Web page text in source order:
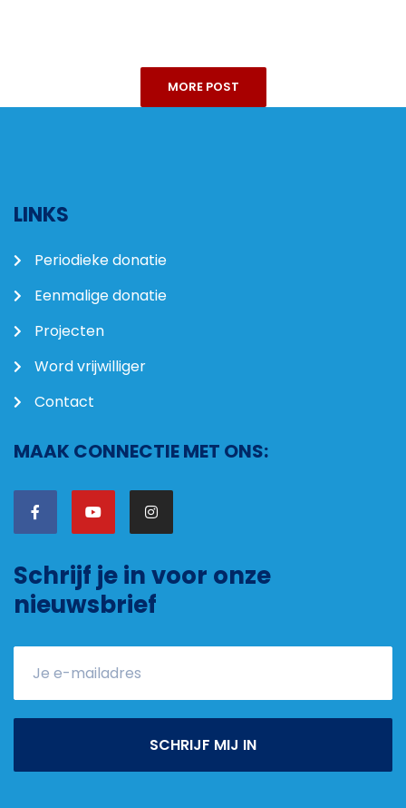
MORE POST
LINKS
Periodieke donatie
Eenmalige donatie
Projecten
Word vrijwilliger
Contact
MAAK CONNECTIE MET ONS:
Schrijf je in voor onze
nieuwsbrief
SCHRIJF MIJ IN